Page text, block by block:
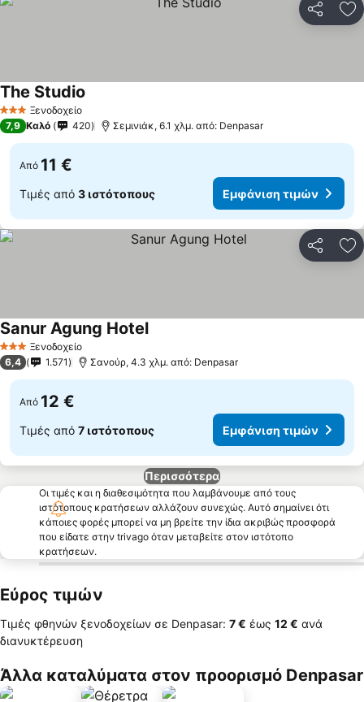
3 ΑστέριαΞενοδοχείο
The Studio
7,9 Καλό 420 Σεμινιάκ, 6.1 χλμ. από: Denpasar
Από 11 €
Τιμές από 3 ιστότοπους Εμφάνιση τιμών
3 ΑστέριαΞενοδοχείο
Sanur Agung Hotel
6,4 1.571 Σανούρ, 4.3 χλμ. από: Denpasar
Από 12 €
Τιμές από 7 ιστότοπους Εμφάνιση τιμών
Περισσότερα
Οι τιμές και η διαθεσιμότητα που λαμβάνουμε από τους
ιστότοπους κρατήσεων αλλάζουν συνεχώς. Αυτό σημαίνει ότι
κάποιες φορές μπορεί να μη βρείτε την ίδια ακριβώς προσφορά
που είδατε στην trivago όταν μεταβείτε στον ιστότοπο
κρατήσεων.
Εύρος τιμών
Τιμές φθηνών ξενοδοχείων σε Denpasar: ‎7 € έως ‎12 € ανά
διανυκτέρευση
Άλλα καταλύματα στον προορισμό Denpasar